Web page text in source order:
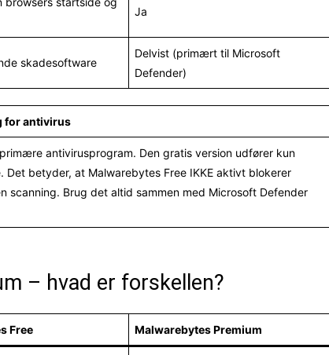
Ja
skadesoftware
Delvist (primært til Microsoft
Defender)
for antivirus
antivirusprogram. Den gratis version udfører kun
betyder, at Malwarebytes Free IKKE aktivt blokerer
scanning. Brug det altid sammen med Microsoft Defender
– hvad er forskellen?
Free Malwarebytes Premium